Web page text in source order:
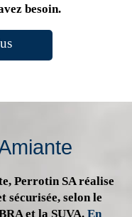
besoin.
Perrotin SA réalise
sécurisée, selon le
et la SUVA. En